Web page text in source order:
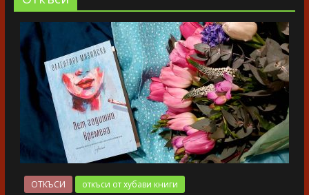
ОТКЪСИ откъси от хубави книги